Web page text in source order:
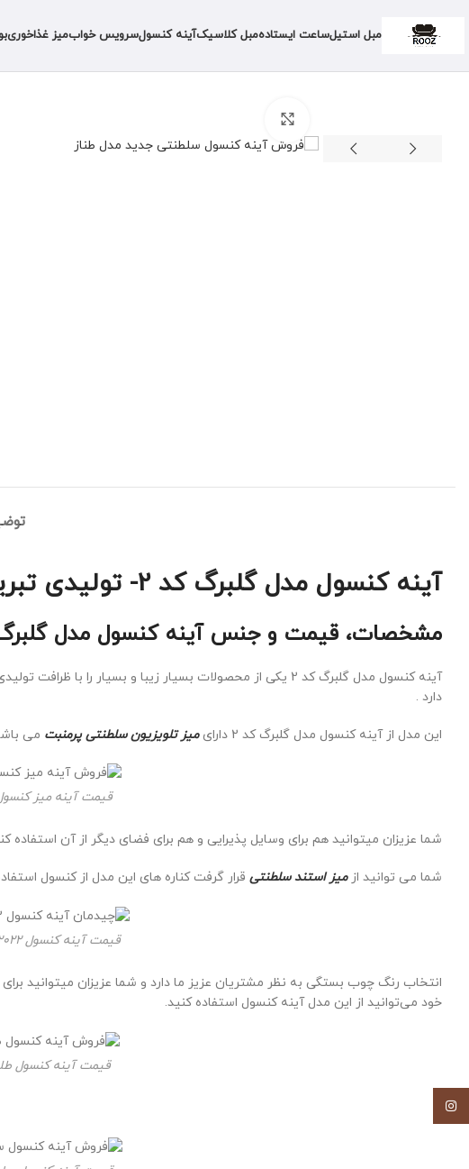
مبل استیلساعت ایستادهمبل کلاسیکآینه کنسولسرویس خوابمیز غذاخوری
آینه کنسول مدل گلبرگ کد 2- تولیدی تبریز
مشخصات، قیمت و جنس آینه کنسول مدل
دارد .
این مدل از آینه کنسول مدل گلبرگ کد 2 دارای میز تلویزیون سلطنتی پرمنبت می
قیمت آینه میز
شما عزیزان میتوانید هم برای وسایل پذیرایی و هم برای فضای دیگر از آن استفاده
شما می توانید ازمیز استند سلطنتی قرار گرفت کناره های این مدل از کنسول استفاده کنیم ابعاد آن در اندازه های ۱۸۰ سانتیمتر
قیمت آینه کنسول 2022 مدل طناز
انتخاب رنگ چوب بستگی به نظر مشتریان عزیز ما دارد و شما عزیزان میتوانید
خود می‌توانید از این مدل آینه کنسول استفاده کنید.
قیمت آینه کنسول